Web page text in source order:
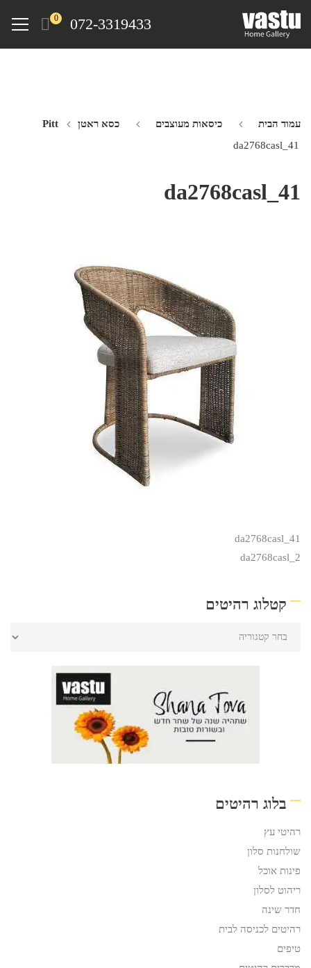
072-3319433
0
Menu
עמוד הבית כיסאות מעוצבים
כסא ראטן Pitt
da2768casl_41
da2768casl_41
da2768casl_41
da2768casl_2
קטלוג רהיטים
בלוג רהיטים
רהיטי עץ
שולחנות סלון
פינות אוכל
ריהוט לסלון
חדר שינה
רהיטים לכניסה לבית
טיפים